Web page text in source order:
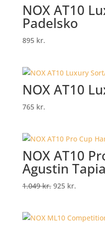
NOX AT10
Padelsko
895 kr.
NOX AT10
765 kr.
NOX AT10
Agustin
1.049kr. Original
1.049 kr..
925 kr.Current
925 kr..